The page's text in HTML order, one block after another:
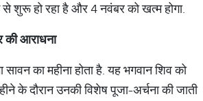
से शुरू हो रहा है और 4 नवंबर को खत्‍म होगा.
की आराधना
सावन का महीना होता है. यह भगवान शिव को
के दौरान उनकी विशेष पूजा-अर्चना की जाती